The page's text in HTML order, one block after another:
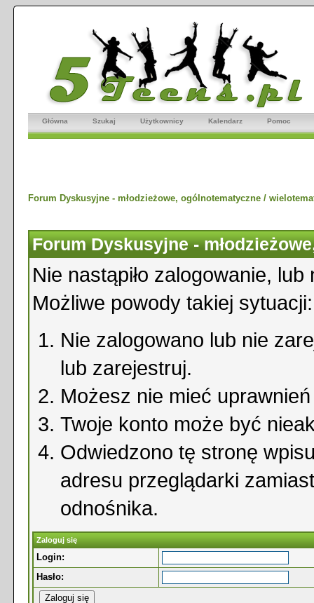
Główna Szukaj Użytkownicy Kalendarz Pomoc
Forum Dyskusyjne - młodzieżowe, ogólnotematyczne /
Forum Dyskusyjne -
Nie nastąpiło zalogowanie,
Możliwe powody takiej sytuacji:
Nie zalogowano lub nie
lub zarejestruj.
Możesz nie mieć
Twoje konto może być
Odwiedzono tę stronę
adresu przeglądarki
odnośnika.
Zaloguj się
Login:
Hasło: